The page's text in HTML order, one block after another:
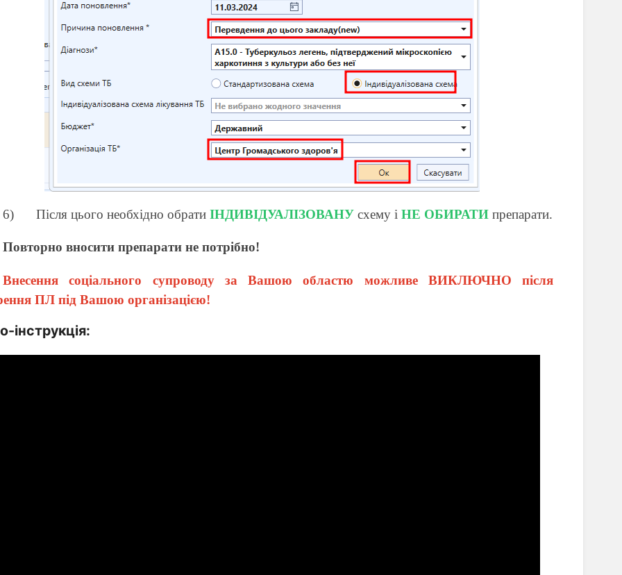
6) Після цього необхідно обратиІНДИВІДУАЛІЗОВАНУсхему іНЕ ОБИРАТИ препарати.
Повторно вносити препарати не потрібно!
Внесення соціального супроводу за Вашою областю можливе ВИКЛЮЧНО після
ПЛ під Вашою організацією!
інструкція: